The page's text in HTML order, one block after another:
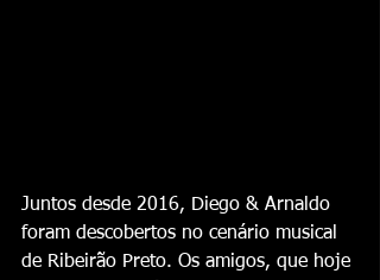
Juntos desde 2016, Diego & Arnaldo
foram descobertos no cenário musical
de Ribeirão Preto. Os amigos, que hoje